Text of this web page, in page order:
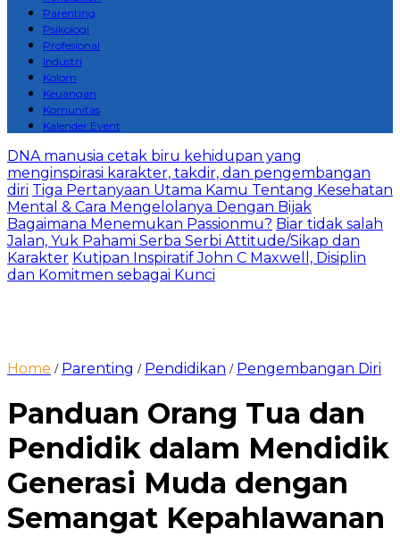
Parenting
Psikologi
Profesional
Industri
Kolom
Keuangan
Komunitas
Kalender Event
DNA manusia cetak biru kehidupan yang
menginspirasi karakter, takdir, dan pengembangan
diri Tiga Pertanyaan Utama Kamu Tentang Kesehatan
Mental & Cara Mengelolanya Dengan Bijak
Bagaimana Menemukan Passionmu? Biar tidak salah
Jalan, Yuk Pahami Serba Serbi Attitude/Sikap dan
Karakter Kutipan Inspiratif John C Maxwell, Disiplin
dan Komitmen sebagai Kunci
Home / Parenting / Pendidikan / Pengembangan Diri
Panduan Orang Tua dan
Pendidik dalam Mendidik
Generasi Muda dengan
Semangat Kepahlawanan